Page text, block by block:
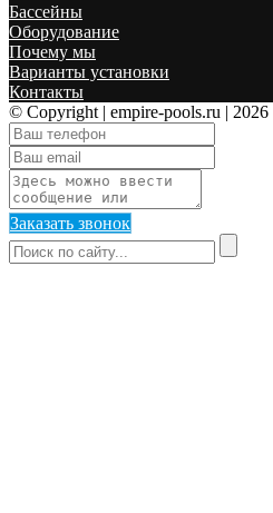
Бассейны
Оборудование
Почему мы
Варианты установки
Контакты
© Copyright | empire-pools.ru | 2026
Заказать звонок